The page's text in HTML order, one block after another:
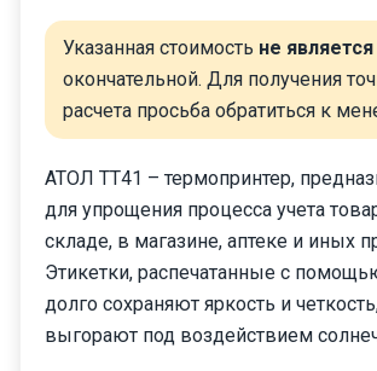
Указанная стоимость не является
окончательной. Для получения
расчета просьба обратиться к
АТОЛ ТТ41 – термопринтер,
для упрощения процесса учета
складе, в магазине, аптеке и иных
Этикетки, распечатанные с
долго сохраняют яркость и
выгорают под воздействием